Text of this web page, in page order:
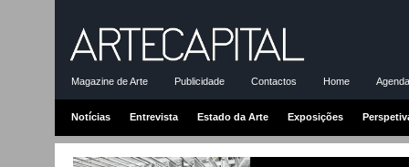
Magazine de Arte Publicidade Contactos Home
Notícias Entrevista Estado da Arte Exposições